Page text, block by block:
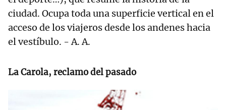
ciudad. Ocupa toda una superficie vertical en el
acceso de los viajeros desde los andenes hacia
el vestíbulo. - A. A.
La Carola, reclamo del pasado